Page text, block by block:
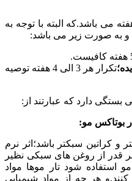
3 الی 5 هفته می باشد.که البته با توجه به
و به صورت زیر می باشد:
تکرار هر 3 الی 4 هفته توصیه
بستگی دارد که عبارتند از:
بوتاکس مو:
و کراتین سبکتر باشد؛اثر نرم
قدر از روغن های سبکی نظیر
استفاده شود تار موها مواد
هر چه از مواد شیمیایی